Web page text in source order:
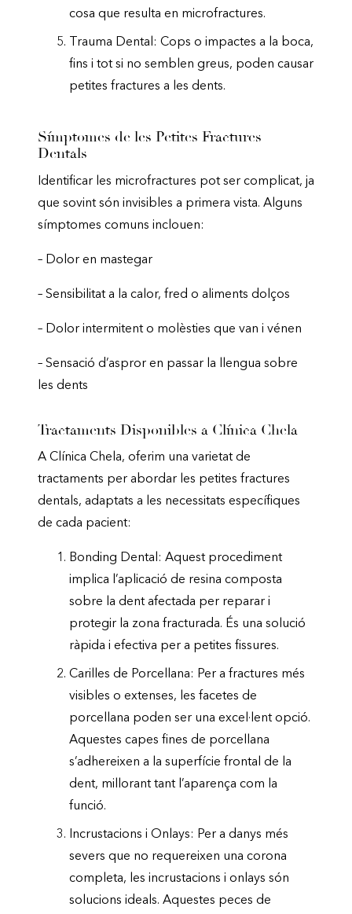
cosa que resulta en microfractures.
Trauma Dental: Cops o impactes a la boca,
fins i tot si no semblen greus, poden causar
petites fractures a les dents.
Símptomes de les Petites Fractures
Dentals
Identificar les microfractures pot ser complicat, ja
que sovint són invisibles a primera vista. Alguns
símptomes comuns inclouen:
– Dolor en mastegar
– Sensibilitat a la calor, fred o aliments dolços
– Dolor intermitent o molèsties que van i vénen
– Sensació d’aspror en passar la llengua sobre
les dents
Tractaments Disponibles a Clínica Chela
A Clínica Chela, oferim una varietat de
tractaments per abordar les petites fractures
dentals, adaptats a les necessitats específiques
de cada pacient:
Bonding Dental: Aquest procediment
implica l’aplicació de resina composta
sobre la dent afectada per reparar i
protegir la zona fracturada. És una solució
ràpida i efectiva per a petites fissures.
Carilles de Porcellana: Per a fractures més
visibles o extenses, les facetes de
porcellana poden ser una excel·lent opció.
Aquestes capes fines de porcellana
s’adhereixen a la superfície frontal de la
dent, millorant tant l’aparença com la
funció.
Incrustacions i Onlays: Per a danys més
severs que no requereixen una corona
completa, les incrustacions i onlays són
solucions ideals. Aquestes peces de